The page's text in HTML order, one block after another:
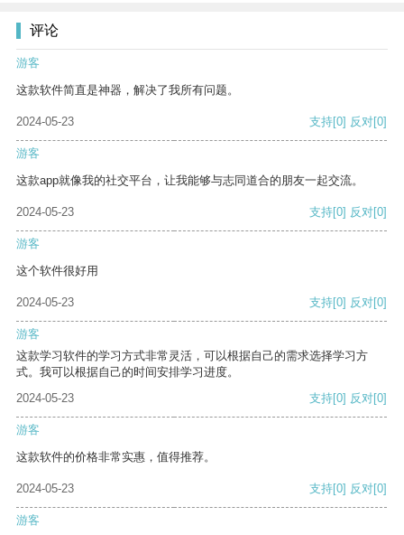
评论
游客
这款软件简直是神器，解决了我所有问题。
2024-05-23 支持[0] 反对[0]
游客
这款app就像我的社交平台，让我能够与志同道合的朋友一起交流。
2024-05-23 支持[0] 反对[0]
游客
这个软件很好用
2024-05-23 支持[0] 反对[0]
游客
这款学习软件的学习方式非常灵活，可以根据自己的需求选择学习方
式。我可以根据自己的时间安排学习进度。
2024-05-23
支持[0] 反对[0]
游客
这款软件的价格非常实惠，值得推荐。
2024-05-23 支持[0] 反对[0]
游客